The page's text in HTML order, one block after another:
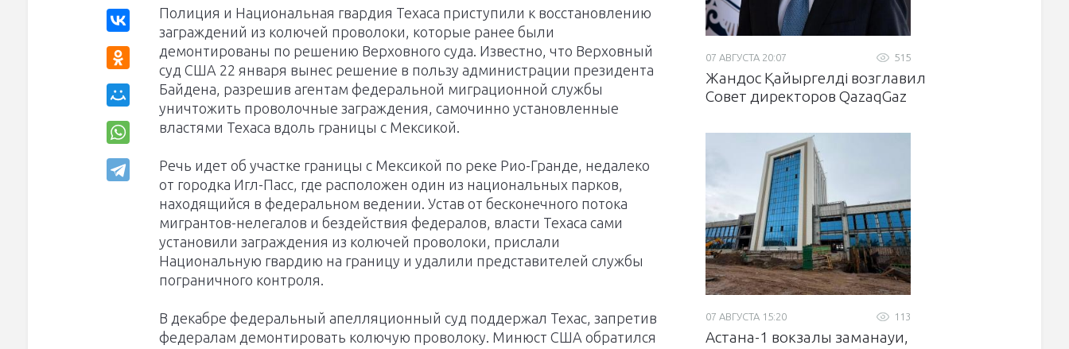
Полиция и Национальная гвардия Техаса приступили к восстановлению
заграждений из колючей проволоки, которые ранее были
демонтированы по решению Верховного суда. Известно, что Верховный
суд США 22 января вынес решение в пользу администрации президента
Байдена, разрешив агентам федеральной миграционной службы
уничтожить проволочные заграждения, самочинно установленные
властями Техаса вдоль границы с Мексикой.
Речь идет об участке границы с Мексикой по реке Рио-Гранде, недалеко
от городка Игл-Пасс, где расположен один из национальных парков,
находящийся в федеральном ведении. Устав от бесконечного потока
мигрантов-нелегалов и бездействия федералов, власти Техаса сами
установили заграждения из колючей проволоки, прислали
Национальную гвардию на границу и удалили представителей службы
пограничного контроля.
В декабре федеральный апелляционный суд поддержал Техас, запретив
федералам демонтировать колючую проволоку. Минюст США обратился
515
07 АВГУСТА 20:07
Жандос Қайыргелді возглавил
Совет директоров QazaqGaz
113
07 АВГУСТА 15:20
Астана-1 вокзалы заманауи,